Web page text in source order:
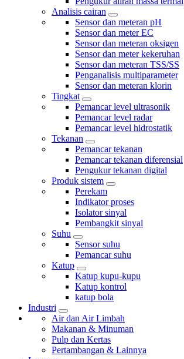
Analisis cairan
Sensor dan meteran pH
Sensor dan meter EC
Sensor dan meteran oksigen
Sensor dan meter kekeruhan
Sensor dan meteran TSS/SS
Penganalisis multiparameter
Sensor dan meteran klorin
Tingkat
Pemancar level ultrasonik
Pemancar level radar
Pemancar level hidrostatik
Tekanan
Pemancar tekanan
Pemancar tekanan diferensial
Pengukur tekanan digital
Produk sistem
Perekam
Indikator proses
Isolator sinyal
Pembangkit sinyal
Suhu
Sensor suhu
Pemancar suhu
Katup
Katup kupu-kupu
Katup kontrol
katup bola
Industri
Air dan Air Limbah
Makanan & Minuman
Pulp dan Kertas
Pertambangan & Lainnya